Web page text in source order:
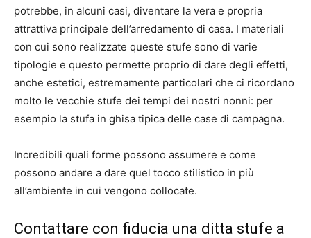
potrebbe, in alcuni casi, diventare la vera e propria
attrattiva principale dell’arredamento di casa. I materiali
con cui sono realizzate queste stufe sono di varie
tipologie e questo permette proprio di dare degli effetti,
anche estetici, estremamente particolari che ci ricordano
molto le vecchie stufe dei tempi dei nostri nonni: per
esempio la stufa in ghisa tipica delle case di campagna.
Incredibili quali forme possono assumere e come
possono andare a dare quel tocco stilistico in più
all’ambiente in cui vengono collocate.
Contattare con fiducia una ditta stufe a